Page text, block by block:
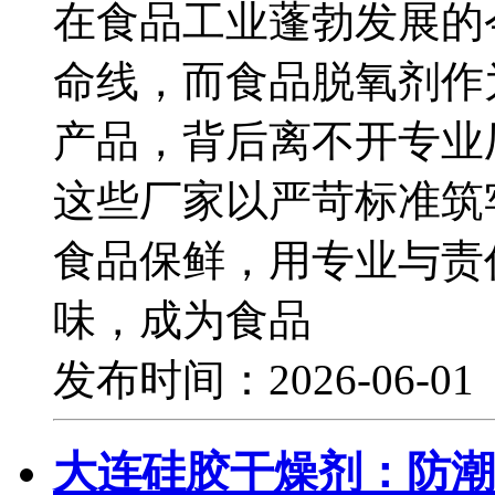
在食品工业蓬勃发展
命线，而食品脱氧剂
产品，背后离不开专
这些厂家以严苛标准
食品保鲜，用专业与
味，成为食品
发布时间：2026-06-
大连硅胶干燥剂：防